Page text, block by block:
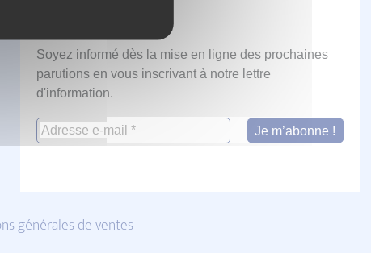
Soyez informé dès la mise en ligne des prochaines
parutions en vous inscrivant à notre lettre
d'information.
générales de ventes